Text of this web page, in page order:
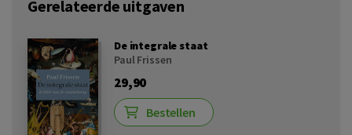
Gerelateerde uitgaven
De integrale staat
Paul Frissen
29,90
Bestellen